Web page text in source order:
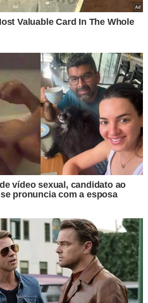
o senhor iria se encontrar ou com o
alguém do governo dele. E o
nervoso com isso aí.
na presença de Moraes, que
mais simples consultar a agenda
Cid confirmou que isso
muita informação não confirmada,
dele. E pelo perfil dele, já ficava
verificar. Às vezes, ele (Bolsonaro)
audiência.
a PF perguntou a Cid se
para o monitoramento de Moraes
Cid disse desconhecer qualquer
que Bolsonaro não explicou o
sobre Moraes foram repassadas
ex-assessor de Bolsonaro, que o
nas mensagens.